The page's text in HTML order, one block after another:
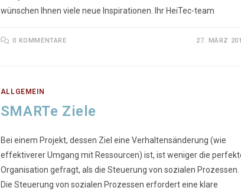
wünschen Ihnen viele neue Inspirationen. Ihr HeiTec-team
0 KOMMENTARE 27. MÄRZ
ALLGEMEIN
SMARTe Ziele
Bei einem Projekt, dessen Ziel eine Verhaltensänderung (wie
effektiverer Umgang mit Ressourcen) ist, ist weniger die
Organisation gefragt, als die Steuerung von sozialen Prozessen.
Die Steuerung von sozialen Prozessen erfordert eine klare